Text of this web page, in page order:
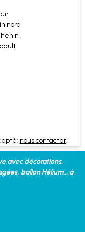
nous contacter.
avec décorations,
ballon Hélium... à